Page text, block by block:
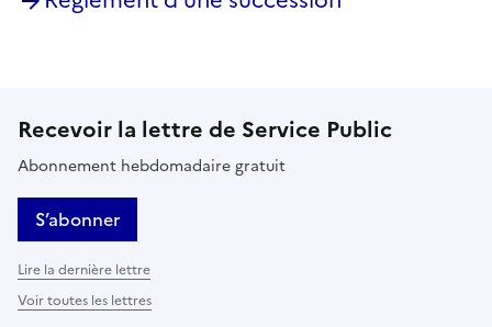
Recevoir la lettre de Service Public
Abonnement hebdomadaire gratuit
S’abonner
Lire la dernière lettre
Voir toutes les lettres